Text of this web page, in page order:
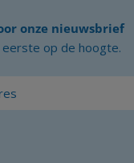
onze nieuwsbrief
op de hoogte.